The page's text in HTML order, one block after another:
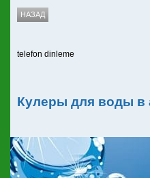
telefon dinleme
Кулеры для воды в